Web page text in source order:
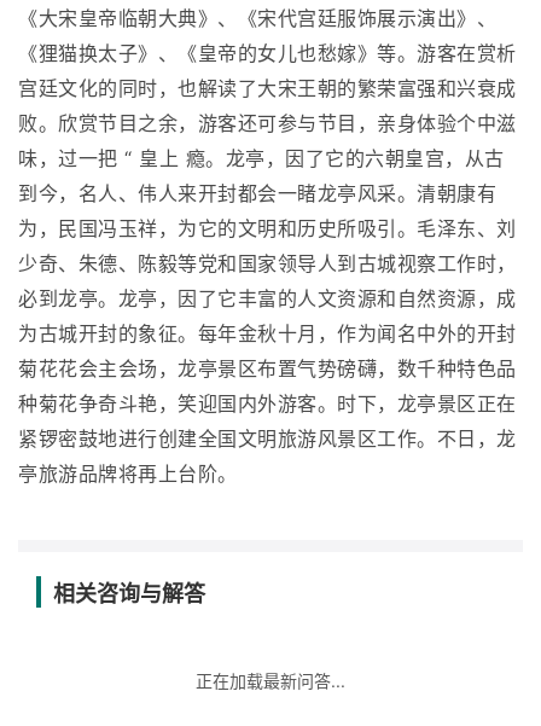
《大宋皇帝临朝大典》、《宋代宫廷服饰展示演出》、
《狸猫换太子》、《皇帝的女儿也愁嫁》等。游客在赏析
宫廷文化的同时，也解读了大宋王朝的繁荣富强和兴衰成
败。欣赏节目之余，游客还可参与节目，亲身体验个中滋
味，过一把 “ 皇上 瘾。龙亭，因了它的六朝皇宫，从古
到今，名人、伟人来开封都会一睹龙亭风采。清朝康有
为，民国冯玉祥，为它的文明和历史所吸引。毛泽东、刘
少奇、朱德、陈毅等党和国家领导人到古城视察工作时，
必到龙亭。龙亭，因了它丰富的人文资源和自然资源，成
为古城开封的象征。每年金秋十月，作为闻名中外的开封
菊花花会主会场，龙亭景区布置气势磅礴，数千种特色品
种菊花争奇斗艳，笑迎国内外游客。时下，龙亭景区正在
紧锣密鼓地进行创建全国文明旅游风景区工作。不日，龙
亭旅游品牌将再上台阶。
相关咨询与解答
正在加载最新问答...